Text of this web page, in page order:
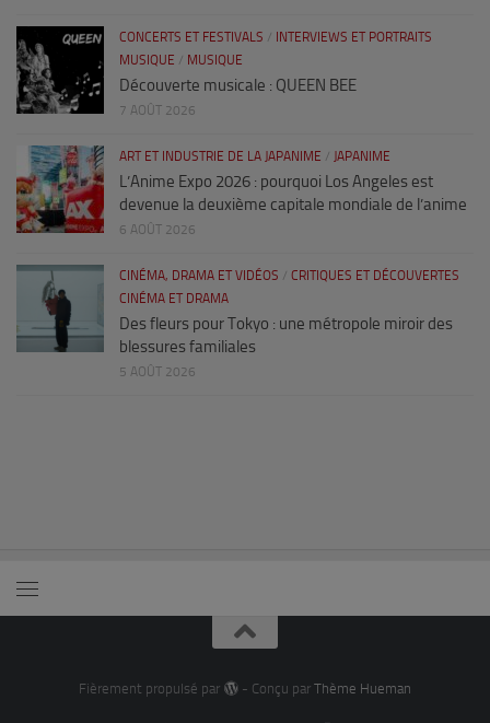
CONCERTS ET FESTIVALS / INTERVIEWS ET PORTRAITS
MUSIQUE / MUSIQUE
Découverte musicale : QUEEN BEE
7 AOÛT 2026
ART ET INDUSTRIE DE LA JAPANIME / JAPANIME
L’Anime Expo 2026 : pourquoi Los Angeles est
devenue la deuxième capitale mondiale de l’anime
6 AOÛT 2026
CINÉMA, DRAMA ET VIDÉOS / CRITIQUES ET DÉCOUVERTES
CINÉMA ET DRAMA
Des fleurs pour Tokyo : une métropole miroir des
blessures familiales
5 AOÛT 2026
Fièrement propulsé par - Conçu par Thème Hueman